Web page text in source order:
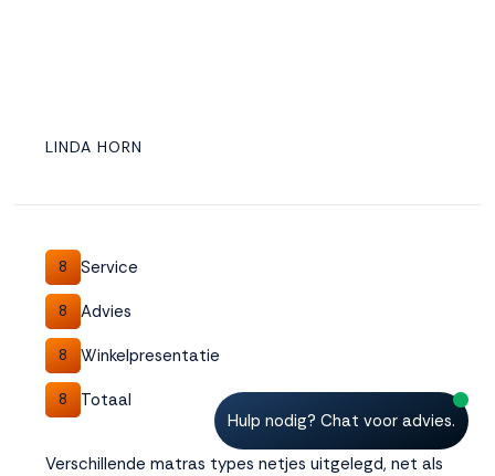
LINDA HORN
8 Service
8 Advies
8 Winkelpresentatie
8 Totaal
Verschillende matras types netjes uitgelegd, net als
Hulp nodig? Chat voor advies.